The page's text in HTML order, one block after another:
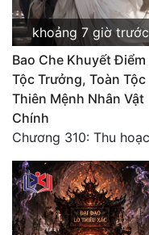
khoảng 7 giờ trước
Bao Che Khuyết Điểm
Tộc Trưởng, Toàn Tộc
Thiên Mệnh Nhân Vật
Chính